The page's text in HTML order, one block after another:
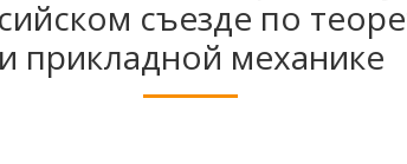
съезде по
и прикладной механике